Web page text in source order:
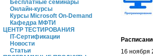
Бесплатные семинары
Онлайн-курсы
Курсы Microsoft On-Demand
Кафедра МФТИ
ЦЕНТР ТЕСТИРОВАНИЯ
IT-Сертификации
Новости
Статьи
16 ноября